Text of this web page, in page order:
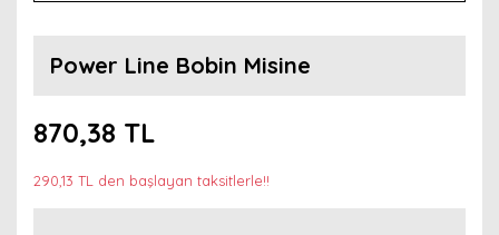
Power Line Bobin Misine
870,38 TL
290,13 TL den başlayan taksitlerle!!